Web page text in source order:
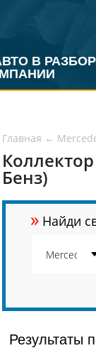
В РАЗБОР
Главная ←
Бенз)
» Найди
Результаты